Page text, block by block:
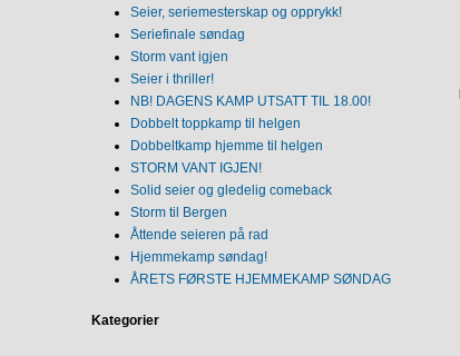
Seier, seriemesterskap og opprykk!
Seriefinale søndag
Storm vant igjen
Seier i thriller!
NB! DAGENS KAMP UTSATT TIL 18.00!
Dobbelt toppkamp til helgen
Dobbeltkamp hjemme til helgen
STORM VANT IGJEN!
Solid seier og gledelig comeback
Storm til Bergen
Åttende seieren på rad
Hjemmekamp søndag!
ÅRETS FØRSTE HJEMMEKAMP SØNDAG
Kategorier